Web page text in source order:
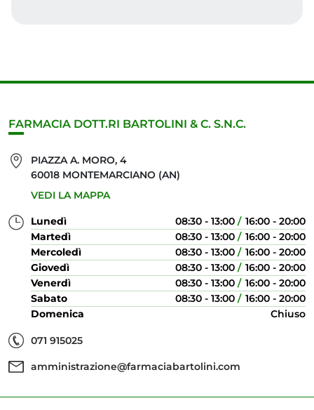
FARMACIA DOTT.RI BARTOLINI & C. S.N.C.
PIAZZA A. MORO, 4
60018 MONTEMARCIANO (AN)
VEDI LA MAPPA
Lunedì 08:30 - 13:00
16:00 - 20:00
Martedì
08:30 - 13:00
16:00 - 20:00
Mercoledì
08:30 - 13:00
16:00 - 20:00
Giovedì
08:30 - 13:00
16:00 - 20:00
Venerdì
08:30 - 13:00
16:00 - 20:00
Sabato
08:30 - 13:00
16:00 - 20:00
Domenica
Chiuso
071 915025
amministrazione@farmaciabartolini.com